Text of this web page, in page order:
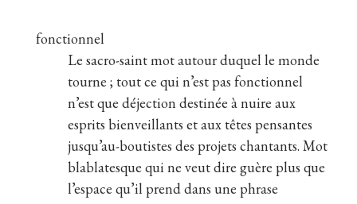
fonctionnel
Le sacro-saint mot autour duquel le monde
tourne ; tout ce qui n’est pas fonctionnel
n’est que déjection destinée à nuire aux
esprits bienveillants et aux têtes pensantes
jusqu’au-boutistes des projets chantants. Mot
blablatesque qui ne veut dire guère plus que
l’espace qu’il prend dans une phrase